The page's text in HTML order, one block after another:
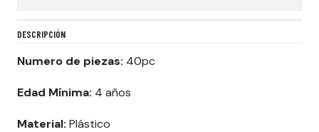
DESCRIPCIÓN
Numero de piezas: 40pc
Edad Mínima: 4 años
Material: Plástico